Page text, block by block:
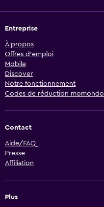
Entreprise
À propos
Offres d’emploi
Mobile
Discover
Notre fonctionnement
Codes de réduction momondo
Contact
Aide/FAQ
Presse
Affiliation
Plus